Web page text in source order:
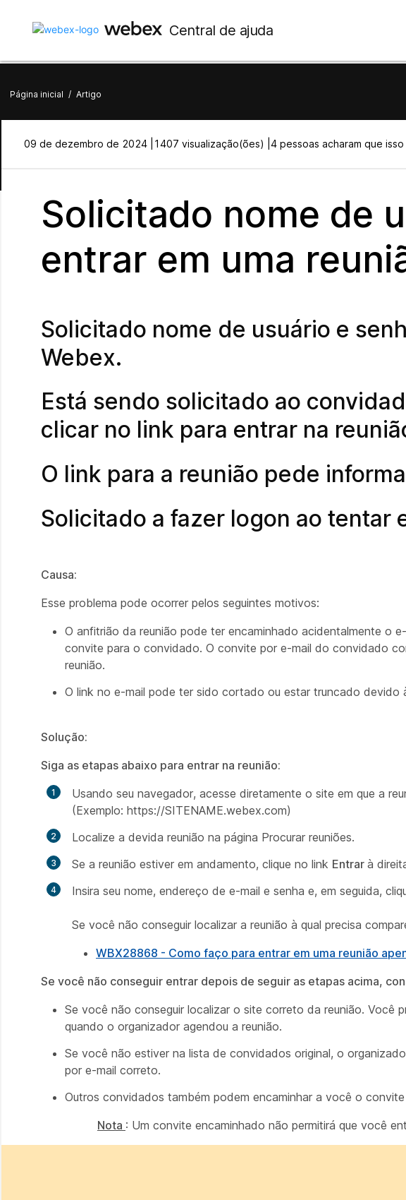
Central de ajuda
Página inicial / Artigo
09 de dezembro de 2024 | 1407 visualização(ões) | 4 pessoas acharam que
Solicitado nome de
entrar em uma
Solicitado nome de usuário e
Webex.
Está sendo solicitado ao
clicar no link para entrar na
O link para a reunião pede
Solicitado a fazer logon ao tentar
Causa:
Esse problema pode ocorrer pelos seguintes motivos:
O anfitrião da reunião pode ter encaminhado acidentalmente o
convite para o convidado. O convite por e-mail do convidado
reunião.
O link no e-mail pode ter sido cortado ou estar truncado devido
Solução:
Siga as etapas abaixo para entrar na reunião:
Usando seu navegador, acesse diretamente o site em que a
(Exemplo: https://SITENAME.webex.com)
Localize a devida reunião na página Procurar reuniões.
Se a reunião estiver em andamento, clique no link Entrar à
Insira seu nome, endereço de e-mail e senha e, em seguida,
Se você não conseguir localizar a reunião à qual precisa
WBX28868 - Como faço para entrar em uma reunião
Se você não conseguir entrar depois de seguir as etapas acima,
Se você não conseguir localizar o site correto da reunião. Você
quando o organizador agendou a reunião.
Se você não estiver na lista de convidados original, o
por e-mail correto.
Outros convidados também podem encaminhar a você o
Nota : Um convite encaminhado não permitirá que você